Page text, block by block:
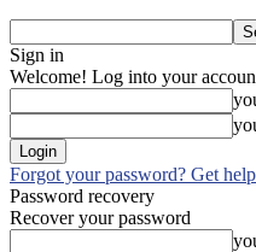
Sign in
Welcome! Log into your
Forgot your password? Get help
Password recovery
Recover your password